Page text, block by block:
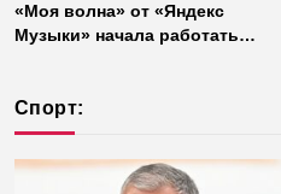
«Моя волна» от «Яндекс
Музыки» начала работать
Спорт: